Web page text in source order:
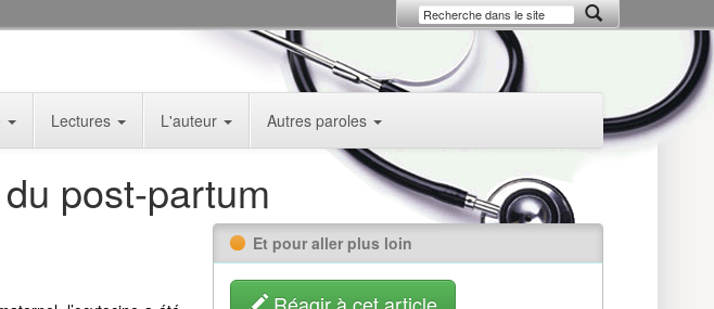
Lectures L'auteur Autres paroles
post-partum
Et pour aller plus loin
Réagir à cet article